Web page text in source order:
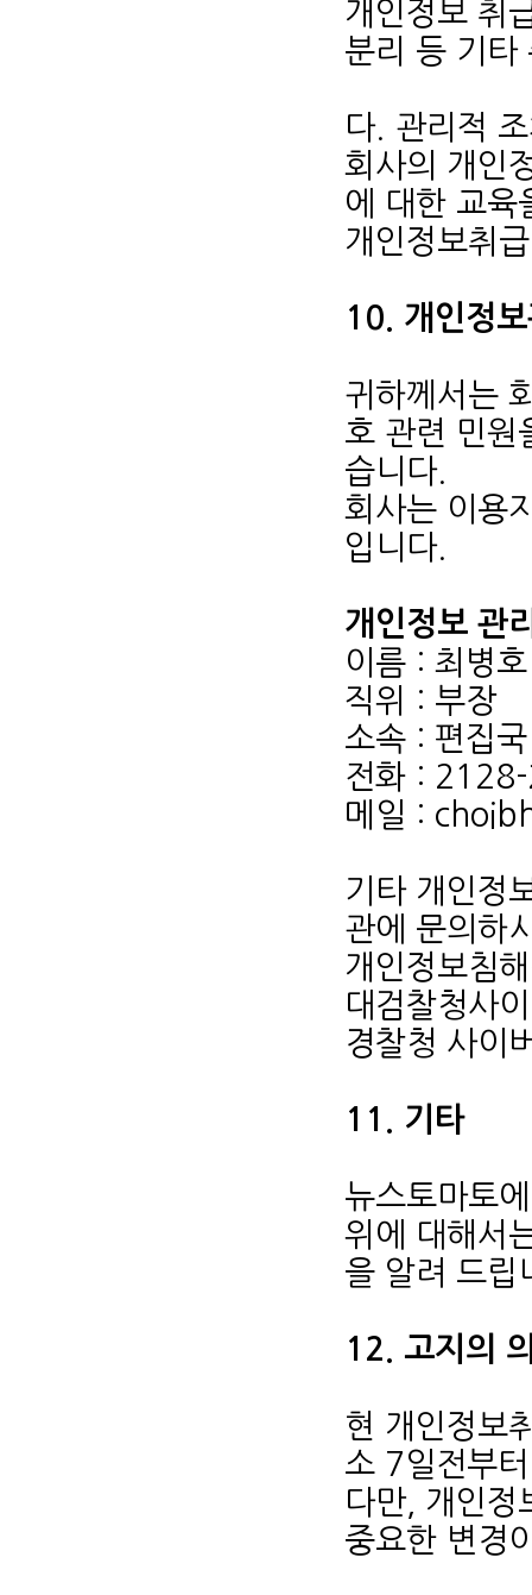
개인정보 취
분리 등 기타
다. 관리적
회사의 개인
에 대한 교육
개인정보취
10. 개인정
귀하께서는
호 관련 민원
습니다.
회사는 이용
입니다.
개인정보 관
이름 : 최병호
직위 : 부장
소속 : 편집국
전화 :
메일 :
기타 개인정
관에 문의하
개인정보침
대검찰청사
경찰청 사
11. 기타
뉴스토마토
위에 대해서
을 알려 드립
12. 고지의
현 개인정보
소 7일전부
다만, 개인정
중요한 변경